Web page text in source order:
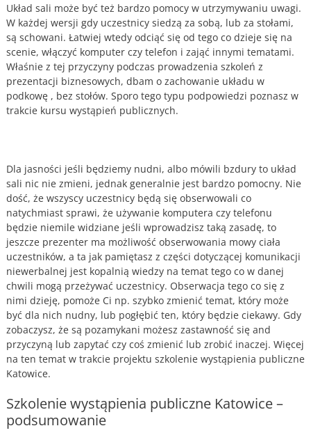
Układ sali może być też bardzo pomocy w utrzymywaniu uwagi.
W każdej wersji gdy uczestnicy siedzą za sobą, lub za stołami,
są schowani. Łatwiej wtedy odciąć się od tego co dzieje się na
scenie, włączyć komputer czy telefon i zająć innymi tematami.
Właśnie z tej przyczyny podczas prowadzenia szkoleń z
prezentacji biznesowych, dbam o zachowanie układu w
podkowę , bez stołów. Sporo tego typu podpowiedzi poznasz w
trakcie kursu wystąpień publicznych.
Dla jasności jeśli będziemy nudni, albo mówili bzdury to układ
sali nic nie zmieni, jednak generalnie jest bardzo pomocny. Nie
dość, że wszyscy uczestnicy będą się obserwowali co
natychmiast sprawi, że używanie komputera czy telefonu
będzie niemile widziane jeśli wprowadzisz taką zasadę, to
jeszcze prezenter ma możliwość obserwowania mowy ciała
uczestników, a ta jak pamiętasz z części dotyczącej komunikacji
niewerbalnej jest kopalnią wiedzy na temat tego co w danej
chwili mogą przeżywać uczestnicy. Obserwacja tego co się z
nimi dzieję, pomoże Ci np. szybko zmienić temat, który może
być dla nich nudny, lub pogłębić ten, który będzie ciekawy. Gdy
zobaczysz, że są pozamykani możesz zastawność się and
przyczyną lub zapytać czy coś zmienić lub zrobić inaczej. Więcej
na ten temat w trakcie projektu szkolenie wystąpienia publiczne
Katowice.
Szkolenie wystąpienia publiczne Katowice –
podsumowanie